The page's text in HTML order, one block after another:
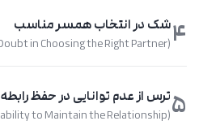
4شک در انتخاب همسر مناسب
(Doubt in Choosing the Right Partner)
5ترس از عدم توانایی در حفظ رابطه
(Fear of Inability to Maintain the Relationship)